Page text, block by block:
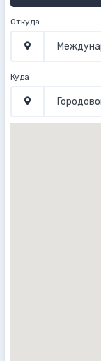
Откуда
Куда